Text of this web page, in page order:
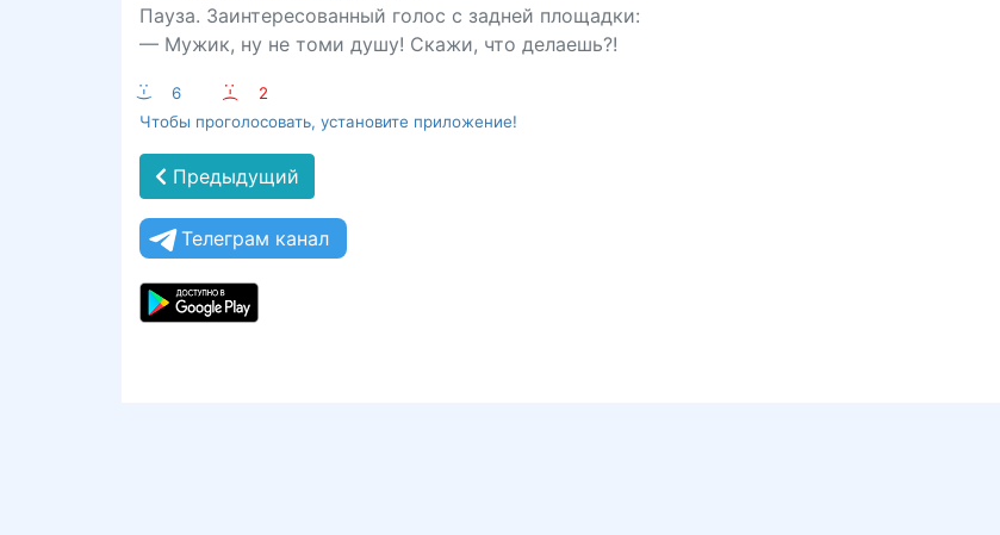
Пауза. Заинтересованный голос с задней площадки:
— Мужик, ну не томи душу! Скажи, что делаешь?!
:-) 6 :-(
2
Чтобы проголосовать, установите приложение!
Предыдущий
Телеграм канал